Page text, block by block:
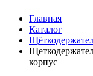
Главная
Каталог
корпус